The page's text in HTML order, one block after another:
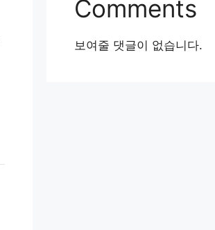
Comments
보여줄 댓글이 없습니다.